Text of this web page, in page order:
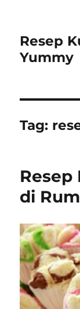
Resep
Yummy
Tag:
Resep
di